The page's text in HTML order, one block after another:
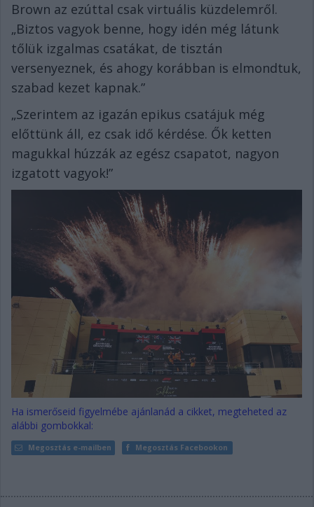
Brown az ezúttal csak virtuális küzdelemről.
„Biztos vagyok benne, hogy idén még látunk
tőlük izgalmas csatákat, de tisztán
versenyeznek, és ahogy korábban is elmondtuk,
szabad kezet kapnak.”
„Szerintem az igazán epikus csatájuk még
előttünk áll, ez csak idő kérdése. Ők ketten
magukkal húzzák az egész csapatot, nagyon
izgatott vagyok!”
Ha ismerőseid figyelmébe ajánlanád a cikket, megteheted az
alábbi gombokkal:
Megosztás e-mailben Megosztás Facebookon